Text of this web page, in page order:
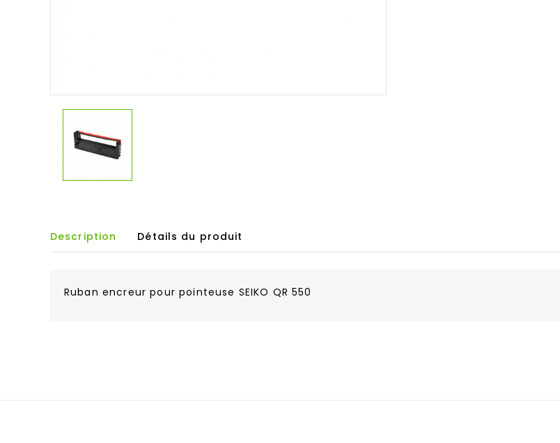
Description Détails du produit
Ruban encreur pour pointeuse SEIKO QR 550